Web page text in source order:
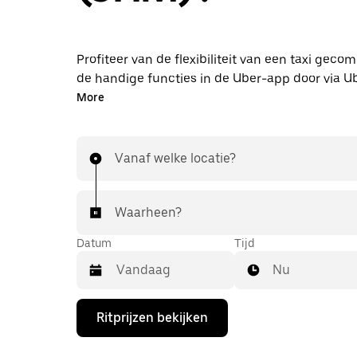
Profiteer van de flexibiliteit van een taxi
de handige functies in de Uber-app door via
naar de luchthaven JHM te rijden. Je kunt on-
lastminute-rit aanvragen, 24/7 in de app of
de luchthaven is binnen handbereik.
More
Vanaf welke locatie?
Waarheen?
Datum
Druk
de
Tijd
Nu
Ritprijzen bekijken